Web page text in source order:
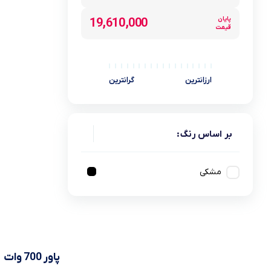
ماشین های اداری
پایان
قیمت
19,610,000
ارزانترین گرانترین
بر اساس رنگ:
مشکی
پاور 700 وات